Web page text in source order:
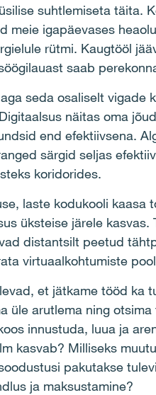
suhtlemiseta täita.
meie igapäevases
rütmi. Kaugtööl
saab
seda osaliselt vigade
näitas oma
end efektiivsena.
särgid seljas
koridorides.
laste kodukooli kaasa
üksteise järele kasvas.
distantsilt peetud
virtuaalkohtumiste
et jätkame tööd ka
üle arutlema ning
innustuda, luua ja
kasvab? Milliseks
pakutakse
ja maksustamine?